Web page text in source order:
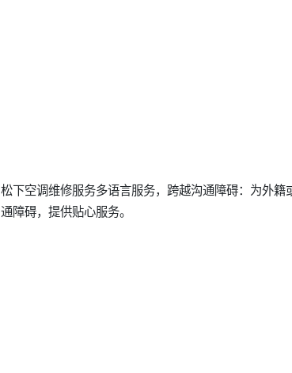
松下空调维修服务多语言服务，跨越沟通障碍：为外
通障碍，提供贴心服务。